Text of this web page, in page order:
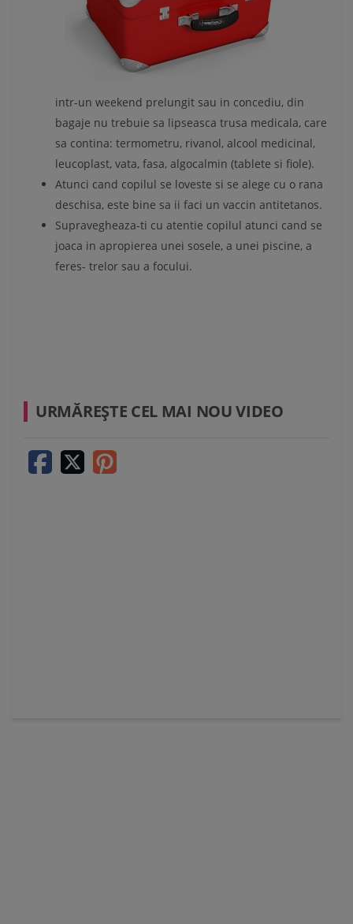
intr-un weekend prelungit sau in concediu, din
bagaje nu trebuie sa lipseasca trusa medicala, care
sa contina: termometru, rivanol, alcool medicinal,
leucoplast, vata, fasa, algocalmin (tablete si fiole).
Atunci cand copilul se loveste si se alege cu o rana
deschisa, este bine sa ii faci un vaccin antitetanos.
Supravegheaza-ti cu atentie copilul atunci cand se
joaca in apropierea unei sosele, a unei piscine, a
feres- trelor sau a focului.
URMĂREŞTE CEL MAI NOU VIDEO